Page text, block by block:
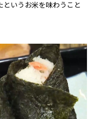
いうお米を味わうこと